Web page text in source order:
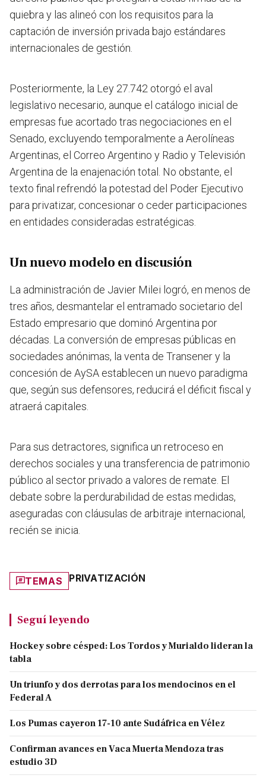
quiebra y las alineó con los requisitos para la
captación de inversión privada bajo estándares
internacionales de gestión.
Posteriormente, la Ley 27.742 otorgó el aval
legislativo necesario, aunque el catálogo inicial de
empresas fue acortado tras negociaciones en el
Senado, excluyendo temporalmente a Aerolíneas
Argentinas, el Correo Argentino y Radio y Televisión
Argentina de la enajenación total. No obstante, el
texto final refrendó la potestad del Poder Ejecutivo
para privatizar, concesionar o ceder participaciones
en entidades consideradas estratégicas.
Un nuevo modelo en discusión
La administración de Javier Milei logró, en menos de
tres años, desmantelar el entramado societario del
Estado empresario que dominó Argentina por
décadas. La conversión de empresas públicas en
sociedades anónimas, la venta de Transener y la
concesión de AySA establecen un nuevo paradigma
que, según sus defensores, reducirá el déficit fiscal y
atraerá capitales.
Para sus detractores, significa un retroceso en
derechos sociales y una transferencia de patrimonio
público al sector privado a valores de remate. El
debate sobre la perdurabilidad de estas medidas,
aseguradas con cláusulas de arbitraje internacional,
recién se inicia.
TEMAS PRIVATIZACIÓN
Seguí leyendo
Hockey sobre césped: Los Tordos y Murialdo lideran la
tabla
Un triunfo y dos derrotas para los mendocinos en el
Federal A
Los Pumas cayeron 17-10 ante Sudáfrica en Vélez
Confirman avances en Vaca Muerta Mendoza tras
estudio 3D